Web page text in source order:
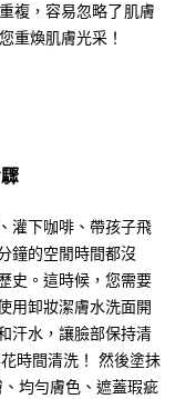
複，容易忽略了肌膚
重煥肌膚光采！
灌下咖啡、帶孩子飛
鐘的空閒時間都沒
史。這時候，您需要
用卸妝潔膚水洗面開
汗水，讓臉部保持清
時間清洗！ 然後塗抺
均勻膚色、遮蓋瑕疵